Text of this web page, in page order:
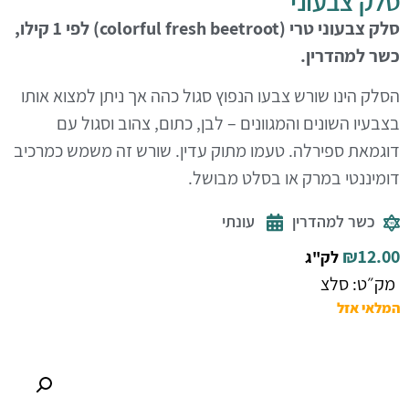
סלק צבעוני טרי (colorful fresh beetroot) לפי 1 קילו,
כשר למהדרין.
הסלק הינו שורש צבעו הנפוץ סגול כהה אך ניתן למצוא אותו
בצבעיו השונים והמגוונים – לבן, כתום, צהוב וסגול עם
דוגמאת ספירלה. טעמו מתוק עדין. שורש זה משמש כמרכיב
דומיננטי במרק או בסלט מבושל.
כשר למהדרין עונתי
₪12.00 לק"ג
מק״ט: סלצ
המלאי אזל